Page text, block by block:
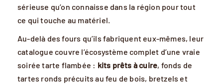
sérieuse qu’on connaisse dans la région pour tout
ce qui touche au matériel.
Au-delà des fours qu’ils fabriquent eux-mêmes, leur
catalogue couvre l’écosystème complet d’une vraie
soirée tarte flambée : kits prêts à cuire, fonds de
tartes ronds précuits au feu de bois, bretzels et